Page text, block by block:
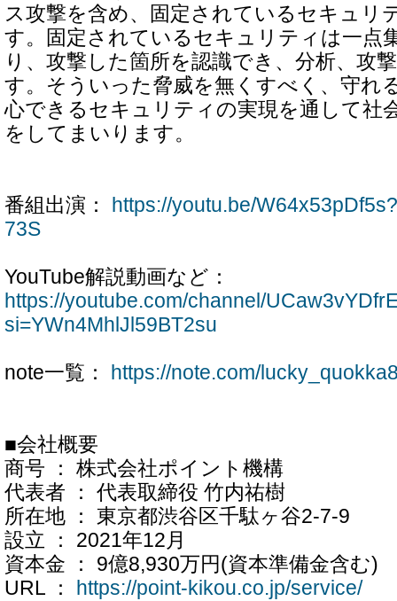
ス攻撃を含め、固定されているセキュリ
す。固定されているセキュリティは一点
り、攻撃した箇所を認識でき、分析、攻
す。そういった脅威を無くすべく、守れ
心できるセキュリティの実現を通して社
をしてまいります。
番組出演：
https://youtu.be/
73S
YouTube解説動画など：
https://youtube.com/channel/
si=YWn4MhlJl59BT2su
note一覧： https://note.com/
■会社概要
商号 ： 株式会社ポイント機構
代表者 ： 代表取締役 竹内祐樹
所在地 ： 東京都渋谷区千駄ヶ谷2-7-9
設立 ： 2021年12月
資本金 ： 9億8,930万円(資本準備金含む)
URL ：
https://point-kikou.co.jp/service/